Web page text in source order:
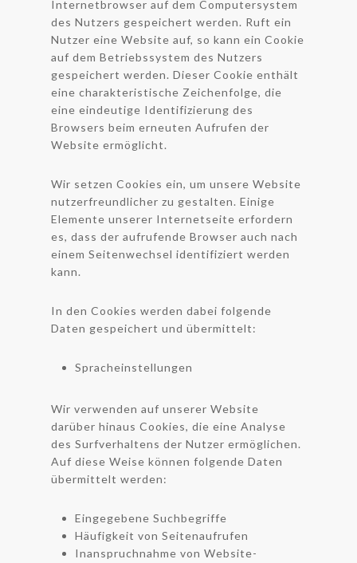
Internetbrowser auf dem Computersystem
des Nutzers gespeichert werden. Ruft ein
Nutzer eine Website auf, so kann ein Cookie
auf dem Betriebssystem des Nutzers
gespeichert werden. Dieser Cookie enthält
eine charakteristische Zeichenfolge, die
eine eindeutige Identifizierung des
Browsers beim erneuten Aufrufen der
Website ermöglicht.
Wir setzen Cookies ein, um unsere Website
nutzerfreundlicher zu gestalten. Einige
Elemente unserer Internetseite erfordern
es, dass der aufrufende Browser auch nach
einem Seitenwechsel identifiziert werden
kann.
In den Cookies werden dabei folgende
Daten gespeichert und übermittelt:
Spracheinstellungen
Wir verwenden auf unserer Website
darüber hinaus Cookies, die eine Analyse
des Surfverhaltens der Nutzer ermöglichen.
Auf diese Weise können folgende Daten
übermittelt werden:
Eingegebene Suchbegriffe
Häufigkeit von Seitenaufrufen
Inanspruchnahme von Website-